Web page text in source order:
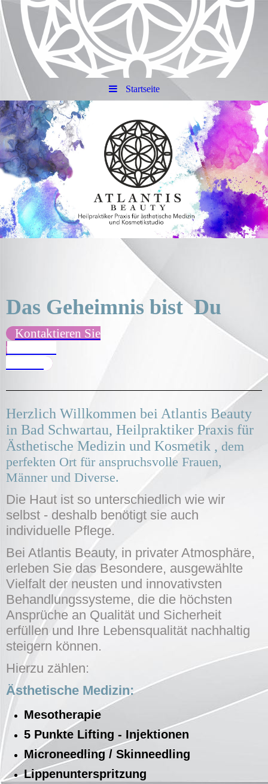
Startseite
Das Geheimnis bist Du
Kontaktieren Sie
uns ! Hier
Herzlich Willkommen bei Atlantis Beauty
in Bad Schwartau, Heilpraktiker Praxis für
Ästhetische Medizin und Kosmetik , dem
perfekten Ort für anspruchsvolle Frauen,
Männer und Diverse.
Die Haut ist so unterschiedlich wie wir
selbst - deshalb benötigt sie auch
individuelle Pflege.
Bei Atlantis Beauty, in privater Atmosphäre,
erleben Sie das Besondere, ausgewählte
Vielfalt der neusten und innovativsten
Behandlungssysteme, die die höchsten
Ansprüche an Qualität und Sicherheit
erfüllen und Ihre Lebensqualität nachhaltig
steigern können.
Hierzu zählen:
Ästhetische Medizin:
Mesotherapie
5 Punkte Lifting - Injektionen
Microneedling / Skinneedling
Lippenunterspritzung